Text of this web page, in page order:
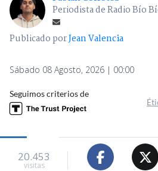
Periodista de Radio Bío
Publicado porJean Valencia
Sábado 08 Agosto, 2026 | 00:00
Seguimos criterios de
20.453
visitas